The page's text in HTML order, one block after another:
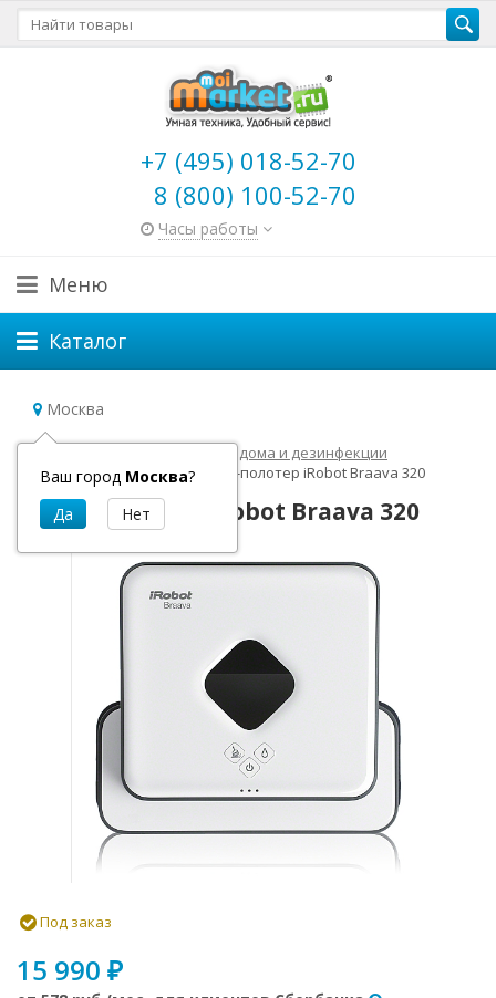
+7 (495) 018-52-70
8 (800) 100-52-70
Часы работы
Меню
Каталог
Москва
Ваш город Москва?
Главная
Роботы для уборки дома и дезинфекции
Архивные модели
Робот-полотер iRobot Braava 320
Робот-полотер iRobot Braava 320
Под заказ
15 990 ₽